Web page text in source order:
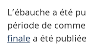
L’ébauche a été
période de
finale a été